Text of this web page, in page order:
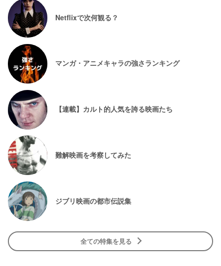
Netflixで次何観る？
マンガ・アニメキャラの強さランキング
【連載】カルト的人気を誇る映画たち
難解映画を考察してみた
ジブリ映画の都市伝説集
全ての特集を見る